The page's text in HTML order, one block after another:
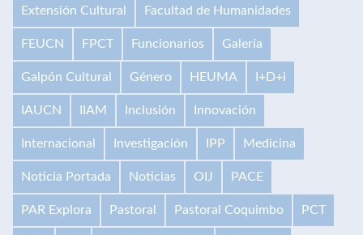
Extensión Cultural Facultad de Humanidades
FEUCN FPCT Funcionarios Galería
Galpón Cultural Género HEUMA I+D+i
IAUCN IIAM Inclusión Innovación
Internacional Investigación IPP Medicina
Noticia Portada Noticias OIJ PACE
PAR Explora Pastoral Pastoral Coquimbo PCT